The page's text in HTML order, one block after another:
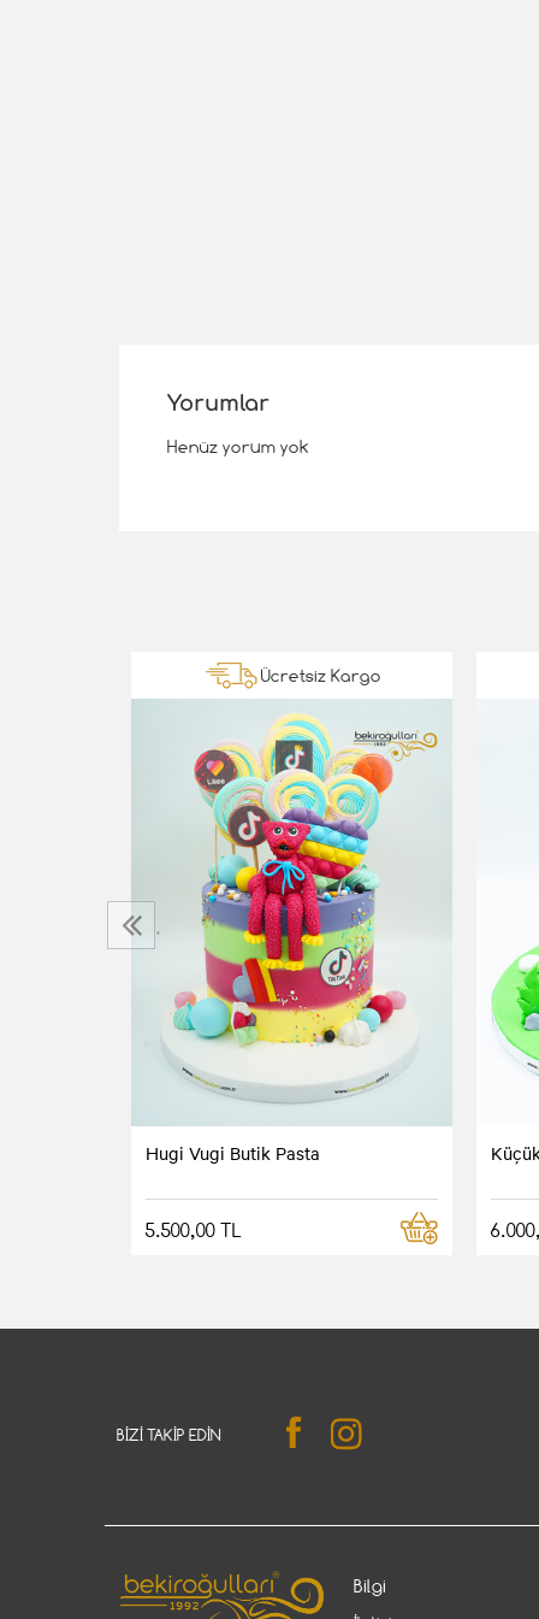
Yorumlar
Henüz yorum yok
Ücretsiz Kargo
Hugi Vugi Butik Pasta
5.500,00 TL
‹
BIZI TAKIP EDIN
Bilgi